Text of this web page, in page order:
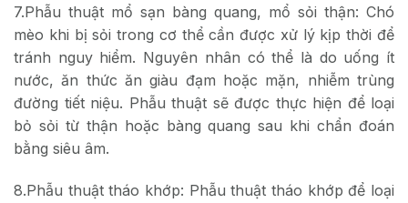
7.Phẫu thuật mổ sạn bàng quang, mổ sỏi thận: Chó
mèo khi bị sỏi trong cơ thể cần được xử lý kịp thời để
tránh nguy hiểm. Nguyên nhân có thể là do uống ít
nước, ăn thức ăn giàu đạm hoặc mặn, nhiễm trùng
đường tiết niệu. Phẫu thuật sẽ được thực hiện để loại
bỏ sỏi từ thận hoặc bàng quang sau khi chẩn đoán
bằng siêu âm.
8.Phẫu thuật tháo khớp: Phẫu thuật tháo khớp để loại